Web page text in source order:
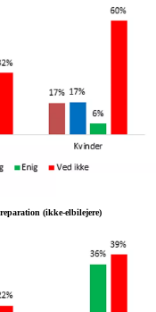
(ikke-elbilejere)